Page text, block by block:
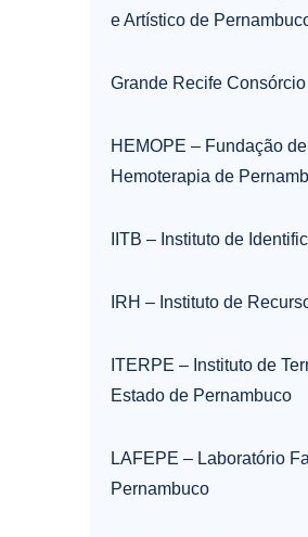
e Artístico de
Grande Recife
HEMOPE – Fundação
Hemoterapia de
IITB – Instituto de
IRH – Instituto de
ITERPE – Instituto de
Estado de Pernambuco
LAFEPE – Laboratório
Pernambuco